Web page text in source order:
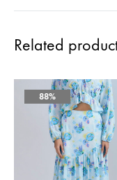
Related
88%